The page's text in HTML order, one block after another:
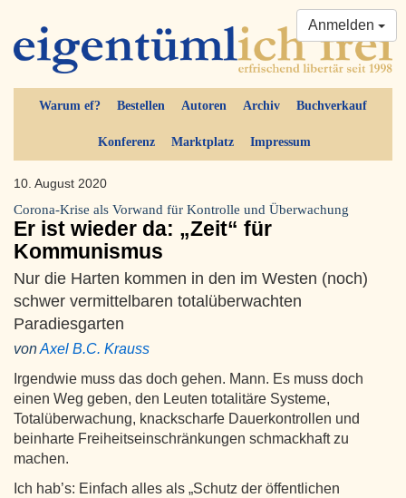
Warum ef? Bestellen Autoren Archiv Buchverkauf
Konferenz Marktplatz Impressum
Anmelden
10. August 2020
Corona-Krise als Vorwand für Kontrolle und Überwachung
Er ist wieder da: „Zeit“ für
Kommunismus
Nur die Harten kommen in den im Westen (noch)
schwer vermittelbaren totalüberwachten
Paradiesgarten
vonAxel B.C. Krauss
Irgendwie muss das doch gehen. Mann. Es muss doch
einen Weg geben, den Leuten totalitäre Systeme,
Totalüberwachung, knackscharfe Dauerkontrollen und
beinharte Freiheitseinschränkungen schmackhaft zu
machen.
Ich hab’s: Einfach alles als „Schutz der öffentlichen